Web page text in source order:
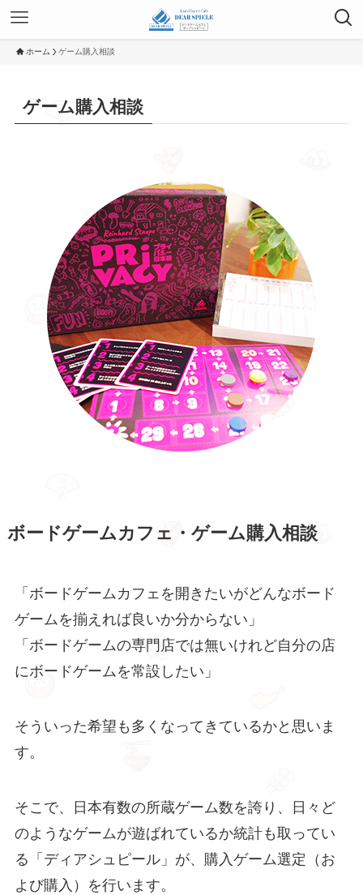
ホーム ゲーム購入相談
ゲーム購入相談
ボードゲームカフェ・ゲーム購入相談
「ボードゲームカフェを開きたいがどんなボード
ゲームを揃えれば良いか分からない」
「ボードゲームの専門店では無いけれど自分の店
にボードゲームを常設したい」
そういった希望も多くなってきているかと思いま
す。
そこで、日本有数の所蔵ゲーム数を誇り、日々ど
のようなゲームが遊ばれているか統計も取ってい
る「ディアシュピール」が、購入ゲーム選定（お
よび購入）を行います。